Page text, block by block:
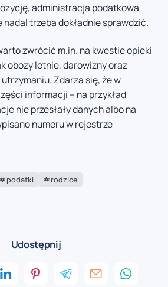
administracja podatkowa
nadal trzeba dokładnie sprawdzić.
zwrócić m.in. na kwestie opieki
obozy letnie, darowizny oraz
Zdarza się, że w
informacji – na przykład
nie przesłały danych albo na
numeru w rejestrze
podatki
rodzice
Udostępnij